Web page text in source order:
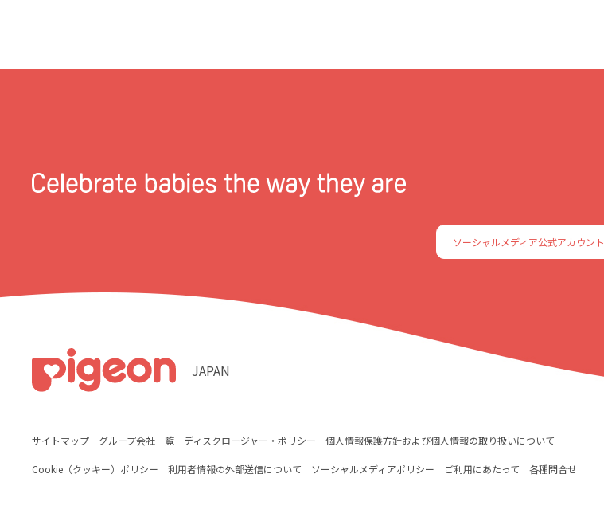
ソーシャルメディア公式アカウント
サイトマップ グループ会社一覧 ディスクロージャー・ポリシー 個人情報保護方針および個人情報の取り扱いについて
Cookie（クッキー）ポリシー 利用者情報の外部送信について ソーシャルメディアポリシー ご利用にあたって 各種問合せ
JAPAN